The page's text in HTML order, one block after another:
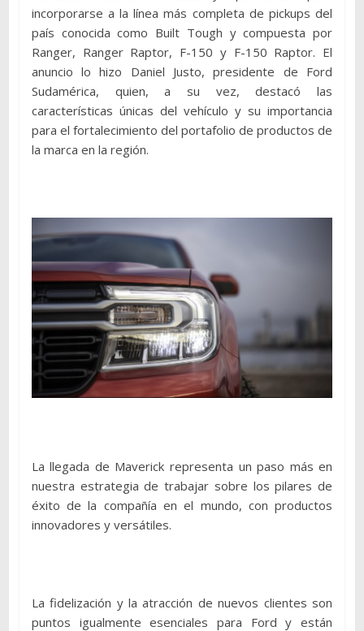
incorporarse a la línea más completa de pickups del
país conocida como Built Tough y compuesta por
Ranger, Ranger Raptor, F-150 y F-150 Raptor. El
anuncio lo hizo Daniel Justo, presidente de Ford
Sudamérica, quien, a su vez, destacó las
características únicas del vehículo y su importancia
para el fortalecimiento del portafolio de productos de
la marca en la región.
La llegada de Maverick representa un paso más en
nuestra estrategia de trabajar sobre los pilares de
éxito de la compañía en el mundo, con productos
innovadores y versátiles.
La fidelización y la atracción de nuevos clientes son
puntos igualmente esenciales para Ford y están